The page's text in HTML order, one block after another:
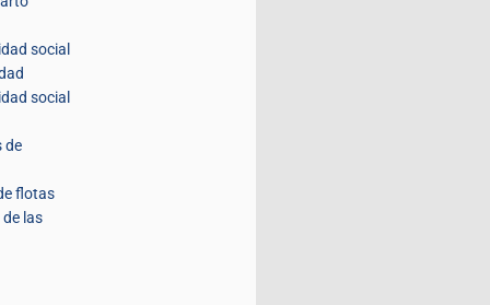
social
social
de
flotas
las